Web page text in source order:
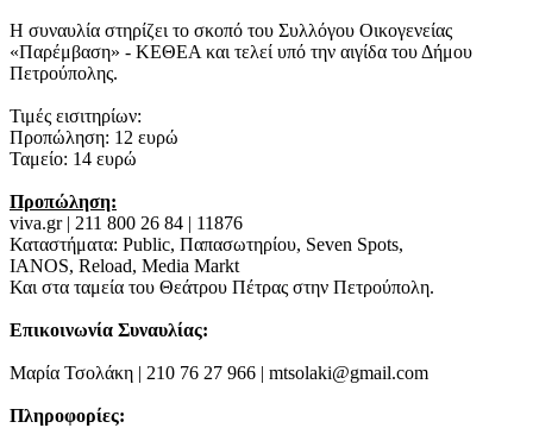
Η συναυλία στηρίζει το σκοπό του Συλλόγου Οικογενείας
«Παρέμβαση» - ΚΕΘΕΑ και τελεί υπό την αιγίδα του Δήμου
Πετρούπολης.
Τιμές εισιτηρίων:
Προπώληση: 12 ευρώ
Ταμείο: 14 ευρώ
​Προπώληση:​
viva.gr | 211 800 26 84 | 11876
Καταστήματα: Public, Παπασωτηρίου, Seven Spots,
IANOS, Reload, Media Markt
Και στα ταμεία του Θεάτρου Πέτρας στην Πετρούπολη.
Επικοινωνία Συναυλίας:
Μαρία Τσολάκη | 210 76 27 966 | mtsolaki@gmail.com
Πληροφορίες: